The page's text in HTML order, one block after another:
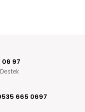
06 97
665 0697